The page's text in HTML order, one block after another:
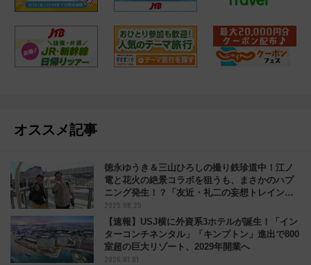
オススメ記事
徳永ゆうき＆三山ひろしの撮り鉄珍道中！江ノ
電と花火の絶景コラボを狙うも、まさかのハプ
ニング発生！？「友近・礼二の妄想トレイン」
8/26放送内容は？
2025.08.25
【速報】USJ横に外資系3ホテルが誕生！「イン
ターコンチネンタル」「キンプトン」進出で800
室超の巨大リゾート、2029年開業へ
2026.01.01